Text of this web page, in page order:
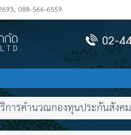
088-566-6559
การคำนวณกองทุนประกันสังคม